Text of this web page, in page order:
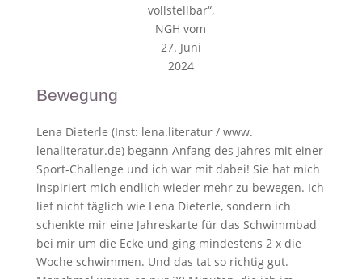
vollstellbar“,
NGH vom
27. Juni
2024
Bewegung
Lena Dieterle (Inst: lena.literatur / www.
lenaliteratur.de) begann Anfang des Jahres mit einer
Sport-Challenge und ich war mit dabei! Sie hat mich
inspiriert mich endlich wieder mehr zu bewegen. Ich
lief nicht täglich wie Lena Dieterle, sondern ich
schenkte mir eine Jahreskarte für das Schwimmbad
bei mir um die Ecke und ging mindestens 2 x die
Woche schwimmen. Und das tat so richtig gut.